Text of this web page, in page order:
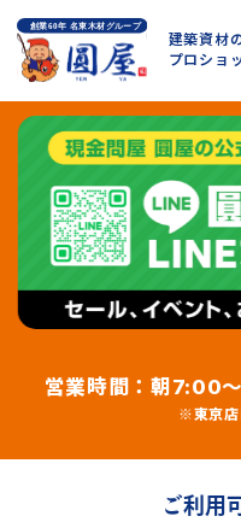
建築資材
プロショ
営業時間：朝7:00
※東京店
ご利用